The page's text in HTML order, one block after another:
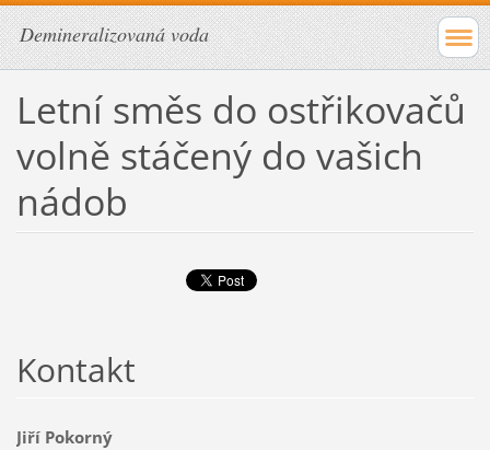
Demineralizovaná voda
Letní směs do ostřikovačů
volně stáčený do vašich
nádob
Kontakt
Jiří Pokorný